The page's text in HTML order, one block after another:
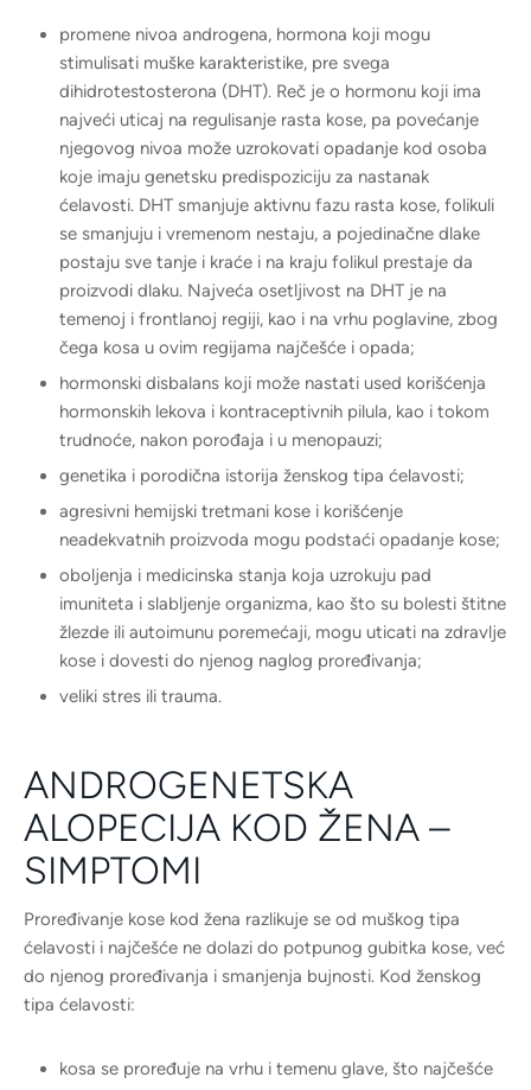
promene nivoa androgena, hormona koji mogu
stimulisati muške karakteristike, pre svega
dihidrotestosterona (DHT). Reč je o hormonu koji ima
najveći uticaj na regulisanje rasta kose, pa povećanje
njegovog nivoa može uzrokovati opadanje kod osoba
koje imaju genetsku predispoziciju za nastanak
ćelavosti. DHT smanjuje aktivnu fazu rasta kose, folikuli
se smanjuju i vremenom nestaju, a pojedinačne dlake
postaju sve tanje i kraće i na kraju folikul prestaje da
proizvodi dlaku. Najveća osetljivost na DHT je na
temenoj i frontlanoj regiji, kao i na vrhu poglavine, zbog
čega kosa u ovim regijama najčešće i opada;
hormonski disbalans koji može nastati used korišćenja
hormonskih lekova i kontraceptivnih pilula, kao i tokom
trudnoće, nakon porođaja i u menopauzi;
genetika i porodična istorija ženskog tipa ćelavosti;
agresivni hemijski tretmani kose i korišćenje
neadekvatnih proizvoda mogu podstaći opadanje kose;
oboljenja i medicinska stanja koja uzrokuju pad
imuniteta i slabljenje organizma, kao što su bolesti štitne
žlezde ili autoimunu poremećaji, mogu uticati na zdravlje
kose i dovesti do njenog naglog proređivanja;
veliki stres ili trauma.
ANDROGENETSKA
ALOPECIJA KOD ŽENA –
SIMPTOMI
Proređivanje kose kod žena razlikuje se od muškog tipa
ćelavosti i najčešće ne dolazi do potpunog gubitka kose, već
do njenog proređivanja i smanjenja bujnosti. Kod ženskog
tipa ćelavosti:
kosa se proređuje na vrhu i temenu glave, što najčešće